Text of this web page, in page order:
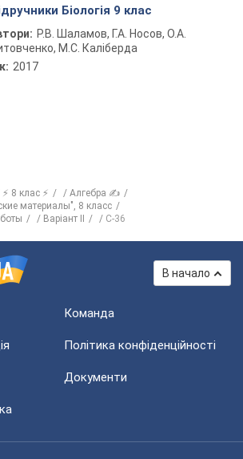
Біологія 9 клас
Р.В. Шаламов, Г.А. Носов, О.А.
М.С. Каліберда
2017
⚡ 8 клас ⚡
Алгебра ✍
материалы", 8 класс
Варіант II C-36
В начало
Команда
Політика конфіденційності
Документи